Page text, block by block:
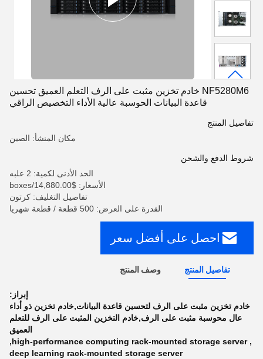
NF5280M6 خادم تخزين مثبت على الرف التعلم العميق تحسين
قاعدة البيانات الحوسبة عالية الأداء التخصيص الراقي
تفاصيل المنتج
مكان المنشأ: الصين
شروط الدفع والشحن
الحد الأدنى لكمية: 2 علبه
الأسعار: $14,880.00/boxes
تفاصيل التغليف: كرتون
القدرة على العرض: 500 قطعة / قطعة شهريا
احصل على أفضل سعر
تفاصيل المنتج وصف المنتج
إبراز:
خادم تخزين مثبت على الرف لتحسين قاعدة البيانات,خادم تخزين ذو أداء
عال محوسبة مثبت على الرف,خادم التخزين المثبت على الرف للتعلم
العميق
,
high-performance computing rack-mounted storage server
,
deep learning rack-mounted storage server